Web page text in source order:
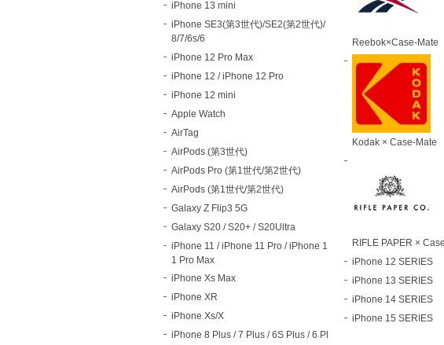
iPhone 13 mini
iPhone SE3(第3世代)/SE2(第2世代)/
8/7/6s/6
iPhone 12 Pro Max
iPhone 12 / iPhone 12 Pro
iPhone 12 mini
Apple Watch
AirTag
AirPods (第3世代)
AirPods Pro (第1世代/第2世代)
AirPods (第1世代/第2世代)
Galaxy Z Flip3 5G
Galaxy S20 / S20+ / S20Ultra
iPhone 11 / iPhone 11 Pro / iPhone 1
1 Pro Max
iPhone Xs Max
iPhone XR
iPhone Xs/X
iPhone 8 Plus / 7 Plus / 6S Plus / 6 Pl
Reebok×Case-Mate
Kodak × Case-Mate
RIFLE PAPER ×
iPhone 12 SERIES
iPhone 13 SERIES
iPhone 14 SERIES
iPhone 15 SERIES